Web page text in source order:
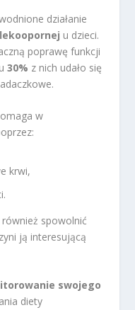
działanie
u dzieci.
poprawę funkcji
30% z nich udało się
w
krwi,
spowolnić
ją interesującą
swojego
diety